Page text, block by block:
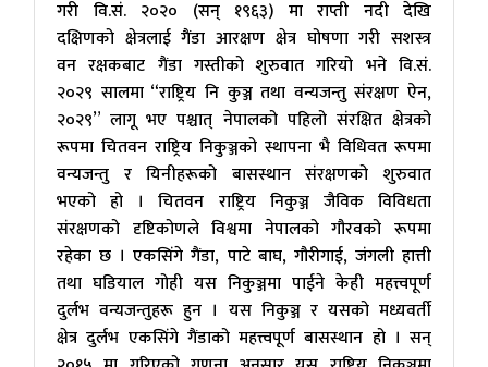
गरी वि.सं. २०२० (सन् १९६३) मा राप्ती नदी देखि
दक्षिणको क्षेत्रलाई गैंडा आरक्षण क्षेत्र घोषणा गरी सशस्त्र
वन रक्षकबाट गैंडा गस्तीको शुरुवात गरियो भने वि.सं.
२०२९ सालमा “राष्ट्रिय नि कुञ्ज तथा वन्यजन्तु संरक्षण ऐन,
२०२९” लागू भए पश्चात् नेपालको पहिलो संरक्षित क्षेत्रको
रूपमा चितवन राष्ट्रिय निकुञ्जको स्थापना भै विधिवत रूपमा
वन्यजन्तु र यिनीहरूको बासस्थान संरक्षणको शुरुवात
भएको हो । चितवन राष्ट्रिय निकुञ्ज जैविक विविधता
संरक्षणको दृष्टिकोणले विश्वमा नेपालको गौरवको रूपमा
रहेका छ । एकसिंगे गैंडा, पाटे बाघ, गौरीगाई, जंगली हात्ती
तथा घडियाल गोही यस निकुञ्जमा पाईने केही महत्त्वपूर्ण
दुर्लभ वन्यजन्तुहरू हुन । यस निकुञ्ज र यसको मध्यवर्ती
क्षेत्र दुर्लभ एकसिंगे गैंडाको महत्त्वपूर्ण बासस्थान हो । सन्